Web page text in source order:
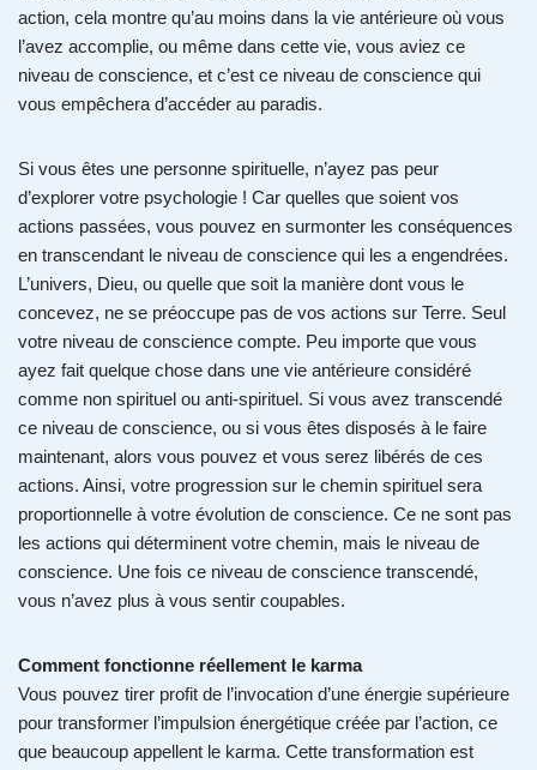
action, cela montre qu’au moins dans la vie antérieure où vous
l’avez accomplie, ou même dans cette vie, vous aviez ce
niveau de conscience, et c’est ce niveau de conscience qui
vous empêchera d’accéder au paradis.
Si vous êtes une personne spirituelle, n’ayez pas peur
d’explorer votre psychologie ! Car quelles que soient vos
actions passées, vous pouvez en surmonter les conséquences
en transcendant le niveau de conscience qui les a engendrées.
L’univers, Dieu, ou quelle que soit la manière dont vous le
concevez, ne se préoccupe pas de vos actions sur Terre. Seul
votre niveau de conscience compte. Peu importe que vous
ayez fait quelque chose dans une vie antérieure considéré
comme non spirituel ou anti-spirituel. Si vous avez transcendé
ce niveau de conscience, ou si vous êtes disposés à le faire
maintenant, alors vous pouvez et vous serez libérés de ces
actions. Ainsi, votre progression sur le chemin spirituel sera
proportionnelle à votre évolution de conscience. Ce ne sont pas
les actions qui déterminent votre chemin, mais le niveau de
conscience. Une fois ce niveau de conscience transcendé,
vous n’avez plus à vous sentir coupables.
Comment fonctionne réellement le karma
Vous pouvez tirer profit de l’invocation d’une énergie supérieure
pour transformer l’impulsion énergétique créée par l’action, ce
que beaucoup appellent le karma. Cette transformation est